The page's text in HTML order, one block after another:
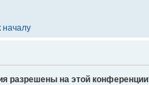
началу
разрешены на этой